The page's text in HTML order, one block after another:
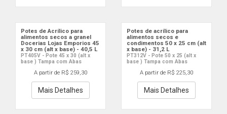
Potes de Acrílico para
alimentos secos a granel
Docerias Lojas Emporios 45
x 30 cm (alt x base) - 40,5 L
PT405V - Pote 45 x 30 (alt x
base ) Tampa com Abas
A partir de R$ 259,30
Mais Detalhes
Potes de acrílico para
alimentos secos e
condimentos 50 x 25 cm (alt
x base) - 31,2 L
PT312V - Pote 50 x 25 (alt x
base ) Tampa com Abas
A partir de R$ 225,30
Mais Detalhes